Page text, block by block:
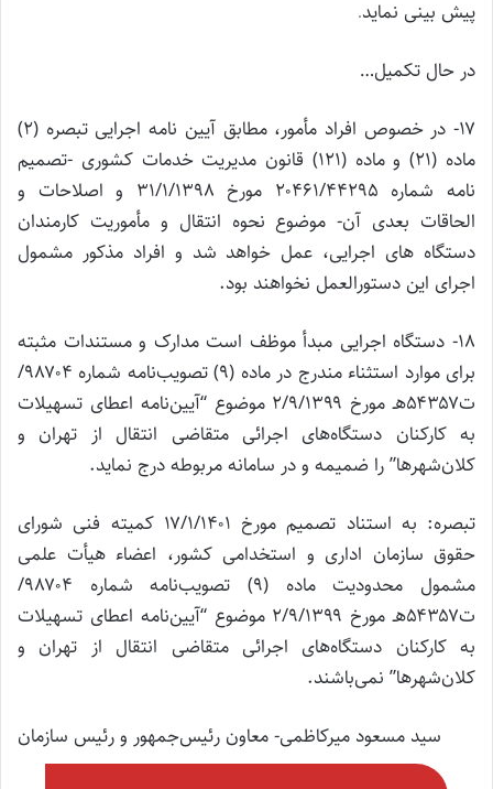
پیش بینی نماید.
در حال تکمیل…
۱۷- در خصوص افراد مأمور، مطابق آیین نامه اجرایی تبصره (۲)
ماده (۲۱) و ماده (۱۲۱) قانون مدیریت خدمات کشوری -تصمیم
نامه شماره ۲۰۴۶۱/۴۴۲۹۵ مورخ ۳۱/۱/۱۳۹۸ و اصلاحات و
الحاقات بعدی آن- موضوع نحوه انتقال و مأموریت کارمندان
دستگاه های اجرایی، عمل خواهد شد و افراد مذکور مشمول
اجرای این دستورالعمل نخواهند بود.
۱۸- دستگاه اجرایی مبدأ موظف است مدارک و مستندات مثبته
برای موارد استثناء مندرج در ماده (۹) تصویب‌نامه شماره ۹۸۷۰۴/
ت۵۴۳۵۷هـ مورخ ۲/۹/۱۳۹۹ موضوع “آیین‌نامه اعطای تسهیلات
به کارکنان دستگاه‌های اجرائی متقاضی انتقال از تهران و
کلان‌شهرها” را ضمیمه و در سامانه مربوطه درج نماید.
تبصره: به استناد تصمیم مورخ ۱۷/۱/۱۴۰۱ کمیته فنی شورای
حقوق سازمان اداری و استخدامی کشور، اعضاء هیأت علمی
مشمول محدودیت ماده (۹) تصویب‌نامه شماره ۹۸۷۰۴/
ت۵۴۳۵۷هـ مورخ ۲/۹/۱۳۹۹ موضوع “آیین‌نامه اعطای تسهیلات
به کارکنان دستگاه‌های اجرائی متقاضی انتقال از تهران و
کلان‌شهرها” نمی‌باشند.
سید مسعود میرکاظمی- معاون رئیس‌جمهور و رئیس سازمان